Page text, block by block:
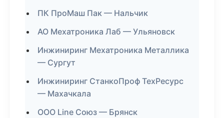
ПК ПроМаш Пак — Нальчик
АО Мехатроника Лаб — Ульяновск
Инжиниринг Мехатроника Металлика
— Сургут
Инжиниринг СтанкоПроф ТехРесурс
— Махачкала
ООО Line Союз — Брянск